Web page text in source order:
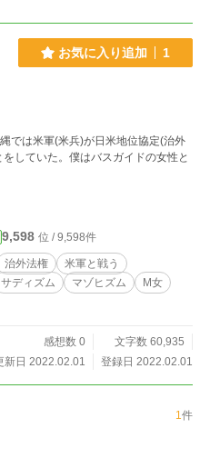
お気に入り追加 1
では米軍(米兵)が日米地位協定(治外
していた。僕はバスガイドの女性と
9,598 位 / 9,598件
治外法権
米軍と戦う
サディズム マゾヒズム
М女
感想数 0
文字数 60,935
新日 2022.02.01
登録日 2022.02.01
1件